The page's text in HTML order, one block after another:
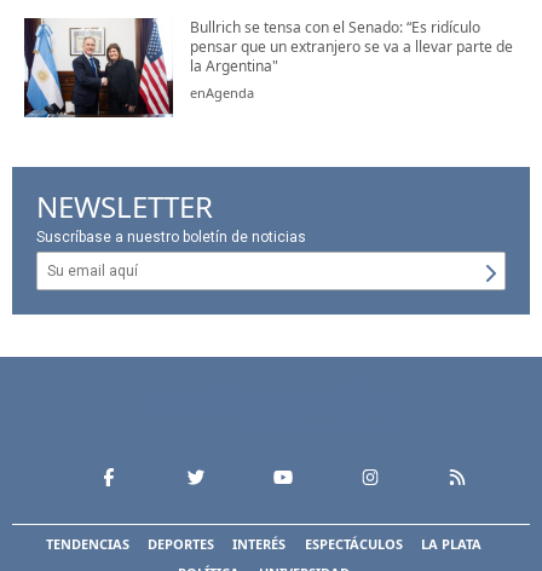
Bullrich se tensa con el Senado: “Es ridículo
pensar que un extranjero se va a llevar parte de
la Argentina"
enAgenda
NEWSLETTER
Suscríbase a nuestro boletín de noticias
TENDENCIAS DEPORTES INTERÉS ESPECTÁCULOS
LA PLATA